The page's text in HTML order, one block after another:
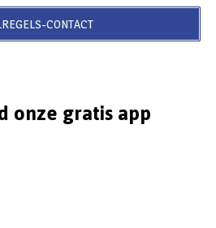
CONTACT
onze gratis app